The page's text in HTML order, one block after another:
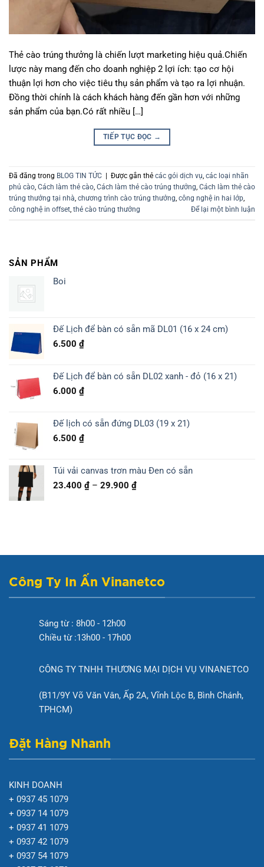
Thẻ cào trúng thưởng là chiến lượt marketing hiệu quả.Chiến
lược này mang đến cho doanh nghiệp 2 lợi ích: tạo cơ hội
thuận lợi hơn cho việc tiêu thụ sản phẩm và tạo ra lợi nhuận.
Đồng thời chính là cách khách hàng đến gần hơn với những
sản phẩm của bạn.Có rất nhiều […]
TIẾP TỤC ĐỌC →
Đã đăng trong BLOG TIN TỨC | Được gắn thẻ các gói dịch vụ các loại nhãn
phủ cào Cách làm thẻ cào Cách làm thẻ cào trúng thưởng Cách làm thẻ cào
trúng thưởng tại nhà chương trình cào trúng thưởng công nghệ in hai lớp
công nghệ in offset thẻ cào trúng thưởng Để lại một bình luận
SẢN PHẨM
Boi
Đế Lịch để bàn có sẵn mã DL01 (16 x 24 cm)
6.500 ₫
Đế Lịch để bàn có sẵn DL02 xanh - đỏ (16 x 21)
6.000 ₫
Đế lịch có sẵn đứng DL03 (19 x 21)
6.500 ₫
Túi vải canvas trơn màu Đen có sẵn
23.400 ₫ – 29.900 ₫Khoảng
Công Ty In Ấn Vinanetco
Sáng từ : 8h00 - 12h00
Chiều từ :13h00 - 17h00
CÔNG TY TNHH THƯƠNG MẠI DỊCH VỤ VINANETCO
(B11/9Y Võ Văn Vân, Ấp 2A, Vĩnh Lộc B, Bình Chánh,
TPHCM)
Đặt Hàng Nhanh
KINH DOANH
+ 0937 45 1079
+ 0937 14 1079
+ 0937 41 1079
+ 0937 42 1079
+ 0937 54 1079